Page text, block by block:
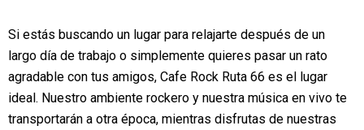
Si estás buscando un lugar para relajarte después de un
largo día de trabajo o simplemente quieres pasar un rato
agradable con tus amigos, Cafe Rock Ruta 66 es el lugar
ideal. Nuestro ambiente rockero y nuestra música en vivo te
transportarán a otra época, mientras disfrutas de nuestras